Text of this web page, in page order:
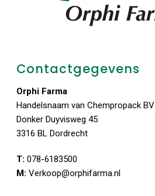
Contactgegevens
Orphi Farma
Handelsnaam van Chempropack BV
Donker Duyvisweg 45
3316 BL Dordrecht
T: 078-6183500
M: Verkoop@orphifarma.nl